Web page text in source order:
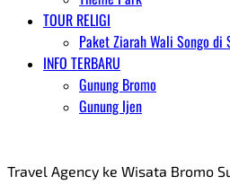
TOUR RELIGI
Paket Ziarah Wali Songo di
INFO TERBARU
Gunung Bromo
Gunung Ijen
Travel Agency ke Wisata Bromo